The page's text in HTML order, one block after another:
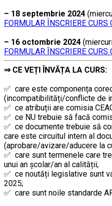
– 18 septembrie 2024
FORMULAR ÎNSCRIERE CURS
– 16 octombrie 2024
FORMULAR ÎNSCRIERE CURS
⇒CE VEȚI ÎNVĂȚA LA CURS:
✅ care este componența
(incompatibilități/conflicte de
✅ ce atribuții are comisia
✅ ce NU trebuie să facă
✅ ce documente trebuie să
care este circuitul intern al
(aprobare/avizare/aducere la
✅ care sunt termenele care
unui an şcolar/an al calității;
✅ ce noutăți legislative sunt
2025;
✅ care sunt noile standarde